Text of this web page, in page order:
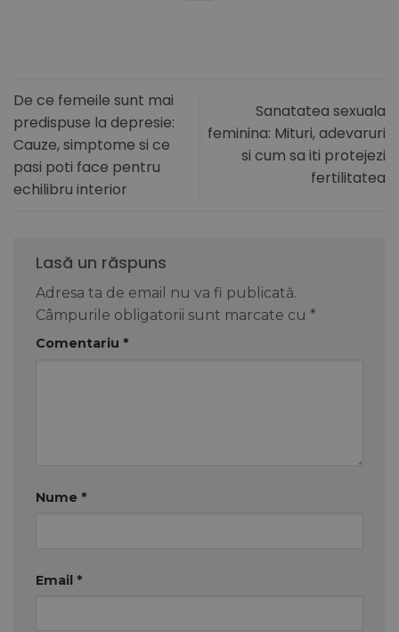
De ce femeile sunt mai
predispuse la depresie:
Cauze, simptome si ce
pasi poti face pentru
echilibru interior
Sanatatea sexuala
feminina: Mituri, adevaruri
si cum sa iti protejezi
fertilitatea
Lasă un răspuns
Adresa ta de email nu va fi publicată.
Câmpurile obligatorii sunt marcate cu *
Comentariu *
Nume *
Email *